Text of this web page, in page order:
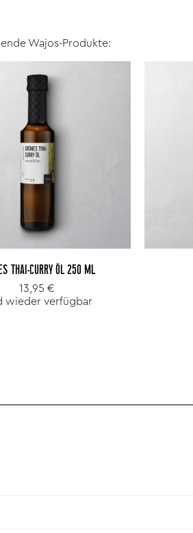
Wajos-Produkte:
THAI-CURRY ÖL 250 ML
13,95 €
wieder verfügbar